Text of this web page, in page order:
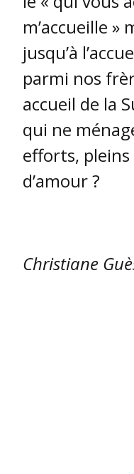
m’accueille »
jusqu’à
parmi nos
accueil de la
qui ne
efforts,
d’amour ?
Christiane